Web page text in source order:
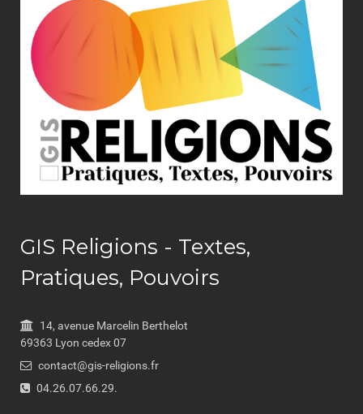
GIS Religions - Textes,
Pratiques, Pouvoirs
14, avenue Marcelin Berthelot
69363 Lyon cedex 07
contact@gis-religions.fr
04.26.07.66.29.